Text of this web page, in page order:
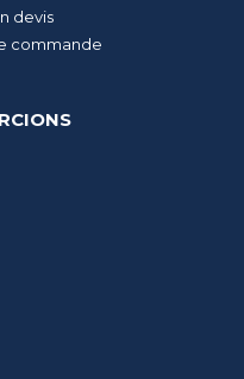
devis
commande